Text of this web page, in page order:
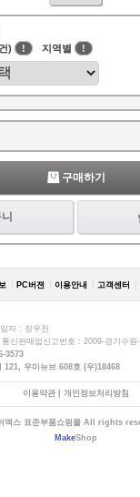
) ! 지역별 !
구매하기
PC버젼 이용안내 고객센터
자 : 장우천
신판매업신고번호 : 2009-경기수원
3573
121, 우미뉴브 608호 (우)18468
이용약관| 개인정보처리방침
멕스 표준부품쇼핑몰 All rights
MakeShop